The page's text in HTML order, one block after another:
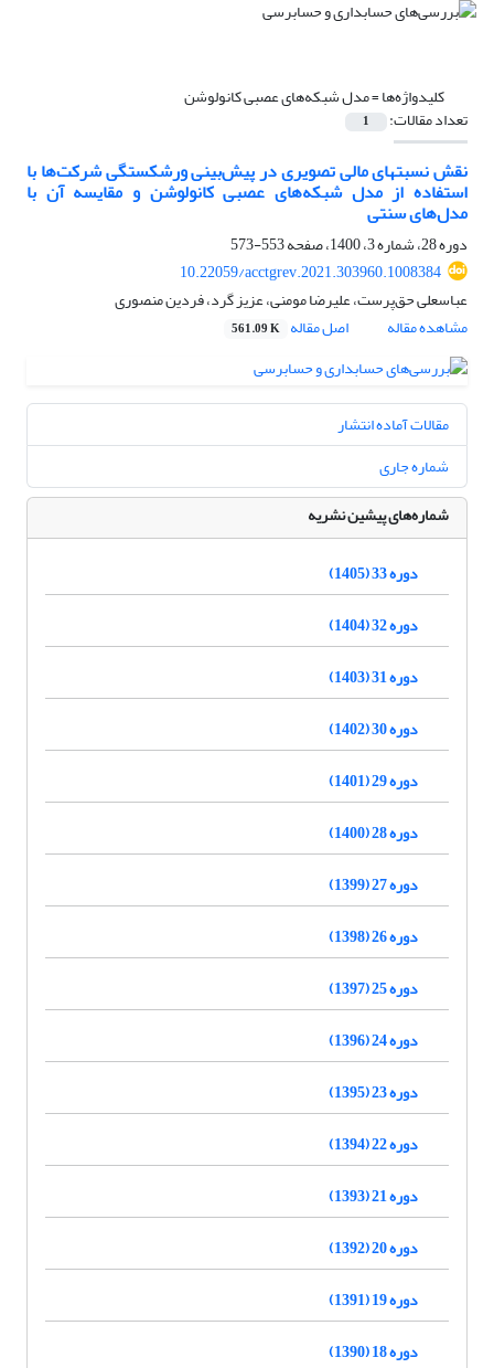
کلیدواژه‌ها =مدل شبکه‌های عصبی کانولوشن
تعداد مقالات: 1
نقش نسبت‎های مالی تصویری در پیش‌بینی ورشکستگی شرکت‌ها با
استفاده از مدل شبکه‌های عصبی کانولوشن و مقایسه آن با
مدل‌های سنتی
دوره 28، شماره 3، 1400، صفحه
553-573
10.22059/acctgrev.2021.303960.1008384
عباسعلی حق‌پرست، علیرضا مومنی، عزیز گرد، فردین منصوری
مشاهده مقاله
اصل مقاله 561.09 K
مقالات آماده انتشار
شماره جاری
شماره‌های پیشین نشریه
دوره 33 (1405)
دوره 32 (1404)
دوره 31 (1403)
دوره 30 (1402)
دوره 29 (1401)
دوره 28 (1400)
دوره 27 (1399)
دوره 26 (1398)
دوره 25 (1397)
دوره 24 (1396)
دوره 23 (1395)
دوره 22 (1394)
دوره 21 (1393)
دوره 20 (1392)
دوره 19 (1391)
دوره 18 (1390)